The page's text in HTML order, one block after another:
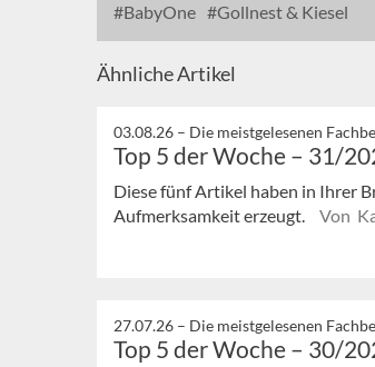
BabyOne
Gollnest & Kiesel
Ähnliche Artikel
03.08.26 – Die meistgelesenen
Top 5 der Woche – 31/
Diese fünf Artikel haben in Ihrer
Aufmerksamkeit erzeugt.
Von
27.07.26 – Die meistgelesenen
Top 5 der Woche – 30/